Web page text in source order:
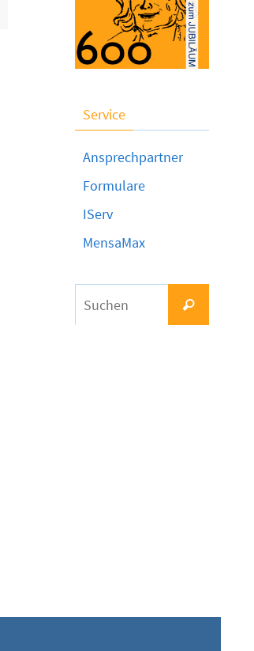
Service
Ansprechpartner
Formulare
IServ
MensaMax
Suchen